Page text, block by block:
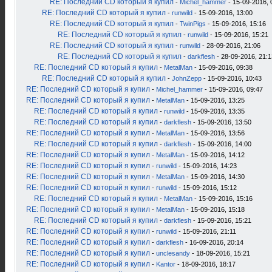
RE: Последний CD который я купил - Michel_hammer - 15-09-2016,
RE: Последний CD который я купил - runwild - 15-09-2016, 13:00
RE: Последний CD который я купил - TwinPigs - 15-09-2016, 15:16
RE: Последний CD который я купил - runwild - 15-09-2016, 15:21
RE: Последний CD который я купил - runwild - 28-09-2016, 21:06
RE: Последний CD который я купил - darkflesh - 28-09-2016,
RE: Последний CD который я купил - MetalMan - 15-09-2016, 09:38
RE: Последний CD который я купил - JohnZepp - 15-09-2016, 10:43
RE: Последний CD который я купил - Michel_hammer - 15-09-2016, 09:47
RE: Последний CD который я купил - MetalMan - 15-09-2016, 13:25
RE: Последний CD который я купил - runwild - 15-09-2016, 13:35
RE: Последний CD который я купил - darkflesh - 15-09-2016, 13:50
RE: Последний CD который я купил - MetalMan - 15-09-2016, 13:56
RE: Последний CD который я купил - darkflesh - 15-09-2016, 14:00
RE: Последний CD который я купил - MetalMan - 15-09-2016, 14:12
RE: Последний CD который я купил - runwild - 15-09-2016, 14:23
RE: Последний CD который я купил - MetalMan - 15-09-2016, 14:30
RE: Последний CD который я купил - runwild - 15-09-2016, 15:12
RE: Последний CD который я купил - MetalMan - 15-09-2016, 15:16
RE: Последний CD который я купил - MetalMan - 15-09-2016, 15:18
RE: Последний CD который я купил - darkflesh - 15-09-2016, 15:21
RE: Последний CD который я купил - runwild - 15-09-2016, 21:11
RE: Последний CD который я купил - darkflesh - 16-09-2016, 20:14
RE: Последний CD который я купил - unclesandy - 18-09-2016, 15:21
RE: Последний CD который я купил - Kantor - 18-09-2016, 18:17